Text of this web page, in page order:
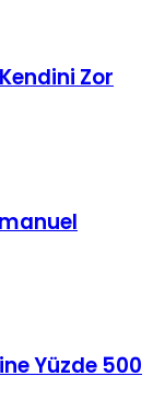
Zor
Yüzde 500